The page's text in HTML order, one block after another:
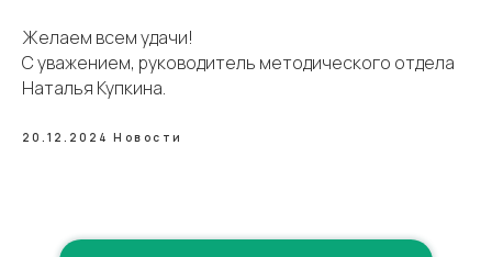
Желаем всем удачи!
С уважением, руководитель методического отдела
Наталья Купкина.
20.12.2024 Новости